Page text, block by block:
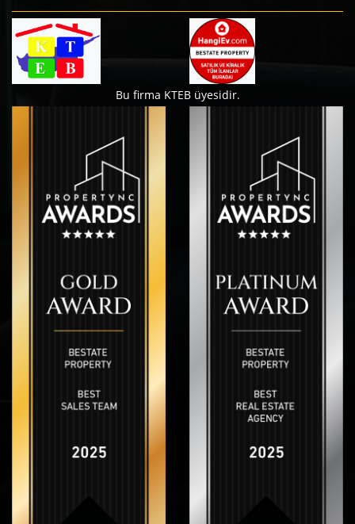
Bu firma KTEB üyesidir.